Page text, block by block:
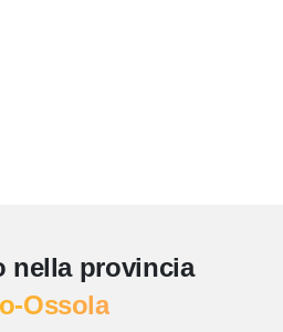
nella provincia
Ossola